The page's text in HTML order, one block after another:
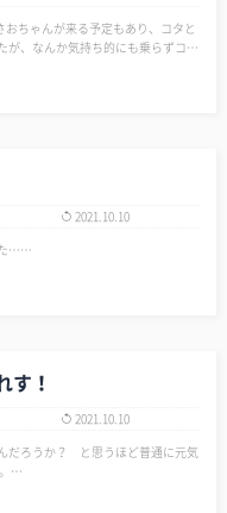
おちゃんが来る予定もあり、コタと
が、なんか気持ち的にも乗らずコタ
2021.10.10
た……
す！
2021.10.10
だろうか？ と思うほど普通に元気
…